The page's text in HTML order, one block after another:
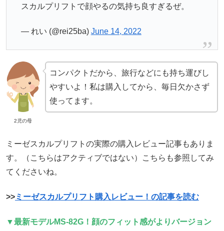
スカルプリフトで顔やるの気持ち良すぎるぜ。
— れい (@rei25ba) June 14, 2022
2児の母
コンパクトだから、旅行などにも持ち運びし
やすいよ！私は購入してから、毎日欠かさず
使ってます。
ミーゼスカルプリフトの実際の購入レビュー記事もありま
す。（こちらはアクティブではない）こちらも参照してみ
てくださいね。
>>ミーゼスカルプリフト購入レビュー！の記事を読む
▼最新モデルMS-82G！顔のフィット感がよりバージョン